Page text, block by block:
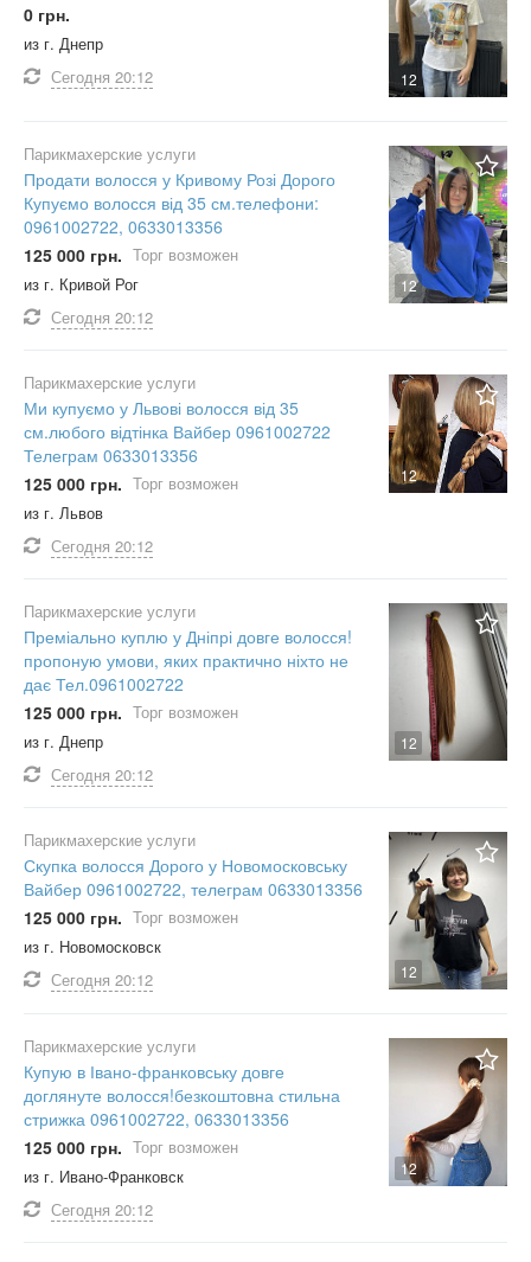
12
0 грн.
из г. Днепр
Сегодня 20:12
12
Парикмахерские услуги
Продати волосся у Кривому Розі Дорого
Купуємо волосся від 35 см.телефони:
0961002722, 0633013356
125 000 грн. Торг возможен
из г. Кривой Рог
Сегодня 20:12
12
Парикмахерские услуги
Ми купуємо у Львові волосся від 35
см.любого відтінка Вайбер 0961002722
Телеграм 0633013356
125 000 грн. Торг возможен
из г. Львов
Сегодня 20:12
12
Парикмахерские услуги
Преміально куплю у Дніпрі довге волосся!
пропоную умови, яких практично ніхто не
дає Тел.0961002722
125 000 грн. Торг возможен
из г. Днепр
Сегодня 20:12
12
Парикмахерские услуги
Скупка волосся Дорого у Новомосковську
Вайбер 0961002722, телеграм 0633013356
125 000 грн. Торг возможен
из г. Новомосковск
Сегодня 20:12
12
Парикмахерские услуги
Купую в Івано-франковську довге
доглянуте волосся!безкоштовна стильна
стрижка 0961002722, 0633013356
125 000 грн. Торг возможен
из г. Ивано-Франковск
Сегодня 20:12